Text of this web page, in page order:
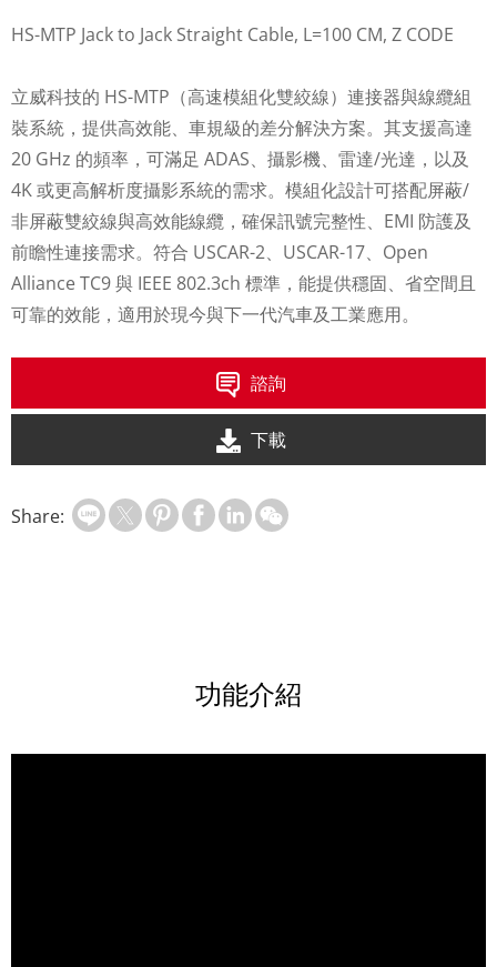
HS-MTP Jack to Jack Straight Cable, L=100 CM, Z CODE
立威科技的 HS-MTP（高速模組化雙絞線）連接器與線纜組
裝系統，提供高效能、車規級的差分解決方案。其支援高達
20 GHz 的頻率，可滿足 ADAS、攝影機、雷達/光達，以及
4K 或更高解析度攝影系統的需求。模組化設計可搭配屏蔽/
非屏蔽雙絞線與高效能線纜，確保訊號完整性、EMI 防護及
前瞻性連接需求。符合 USCAR-2、USCAR-17、Open
Alliance TC9 與 IEEE 802.3ch 標準，能提供穩固、省空間且
可靠的效能，適用於現今與下一代汽車及工業應用。
諮詢
下載
Share:
功能介紹